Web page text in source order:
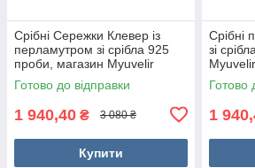
Срібні Сережки Клевер із
перламутром зі срібла 925
проби, магазин Myuvelir
Готово до відправки
1 940,40 ₴ 3 080 ₴
Купити
Срібні
зі
Myuvelir
Готово
1